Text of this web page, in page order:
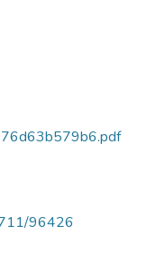
96426